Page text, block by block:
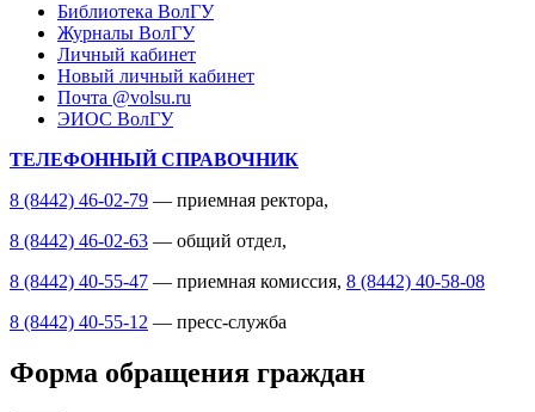
Библиотека ВолГУ
Журналы ВолГУ
Личный кабинет
Новый личный кабинет
Почта @volsu.ru
ЭИОС ВолГУ
ТЕЛЕФОННЫЙ СПРАВОЧНИК
8 (8442) 46-02-79 — приемная ректора,
8 (8442) 46-02-63 — общий отдел,
8 (8442) 40-55-47 — приемная комиссия, 8 (8442) 40-58-08
8 (8442) 40-55-12 — пресс-служба
Форма обращения граждан